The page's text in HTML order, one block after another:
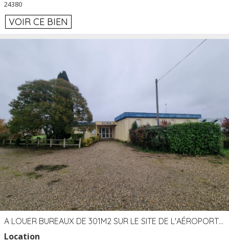
24380
VOIR CE BIEN
A LOUER BUREAUX DE 301M2 SUR LE SITE DE L'AÉROPORT AGEN LA GARENNE
Location